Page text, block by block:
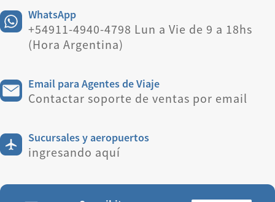
WhatsApp
+54911-4940-4798 Lun a Vie de 9 a 18hs
(Hora Argentina)
Email para Agentes de Viaje
Contactar soporte de ventas por email
Sucursales y aeropuertos
ingresando aquí